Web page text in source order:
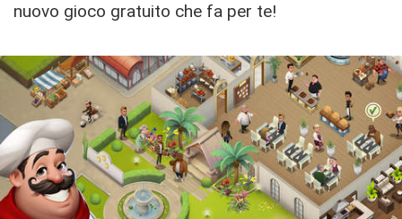
nuovo gioco gratuito che fa per te!